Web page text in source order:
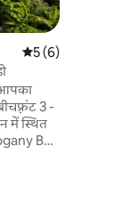
औसत रेटिंग 5 में से 5,
5 (6)
3 -
में स्थित
Bay